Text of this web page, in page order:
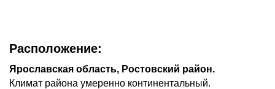
Расположение:
Ярославская область, Ростовский район.
Климат района умеренно континентальный.